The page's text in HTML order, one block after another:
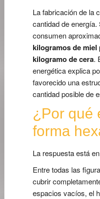
La fabricación de la
cantidad de
consumen
kilogramos de
kilogramo de cera.
energética explica
favorecido una
cantidad posible de
¿Por qué
forma
La respuesta está
Entre todas las
cubrir
espacios vacíos, el